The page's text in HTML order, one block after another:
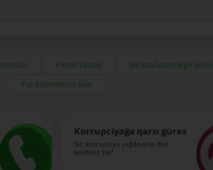
Kredit kartası
Jas shańaraqlarǵa
Pul ótkermesin alıw
Korrupciyaǵa qarsı gúres
Siz korrupciya jaǵdayına dus
keldiniz be?